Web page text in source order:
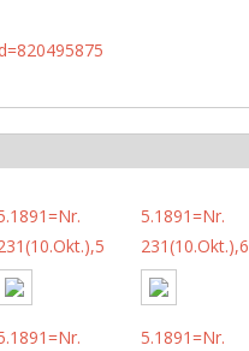
5.1891=Nr.
231(10.Okt.),6
5.1891=Nr.